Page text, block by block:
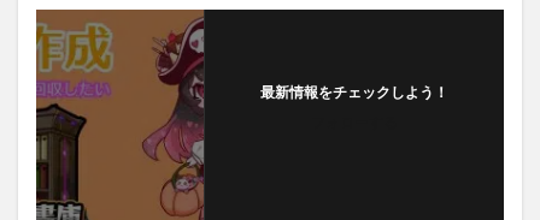
最新情報をチェックしよう！